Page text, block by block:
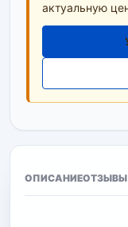
актуальную
ОПИСАНИЕОТЗЫВЫ